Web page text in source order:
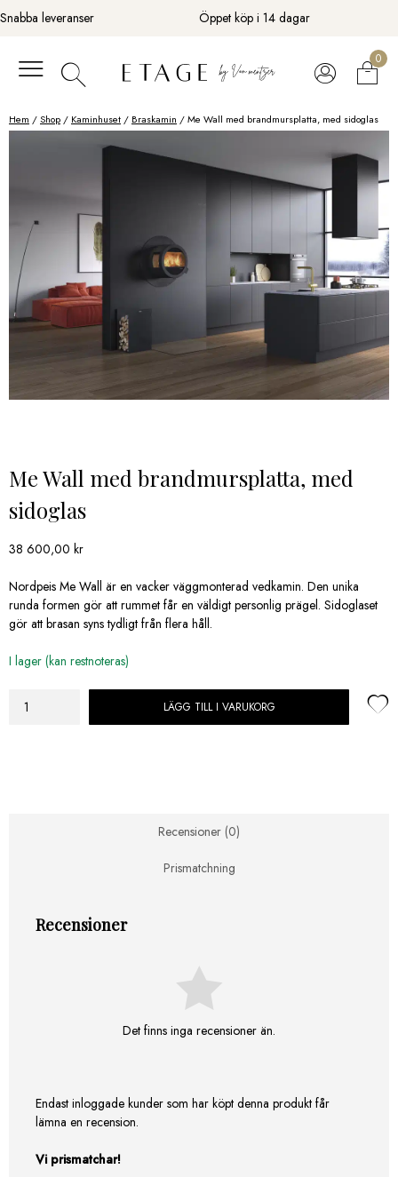
Fortsätt
till
Snabba leveranser Öppet köp i 14 dagar
0
Hem /Shop / Kaminhuset / Braskamin / Me Wall med brandmursplatta, med sidoglas
Me Wall med brandmursplatta, med
sidoglas
38 600,00 kr
Nordpeis Me Wall är en vacker väggmonterad vedkamin. Den unika
runda formen gör att rummet får en väldigt personlig prägel. Sidoglaset
gör att brasan syns tydligt från flera håll.
I lager (kan restnoteras)
LÄGG TILL I VARUKORG
Recensioner (0)
Prismatchning
Recensioner
Det finns inga recensioner än.
Endast inloggade kunder som har köpt denna produkt får
lämna en recension.
Vi prismatchar!